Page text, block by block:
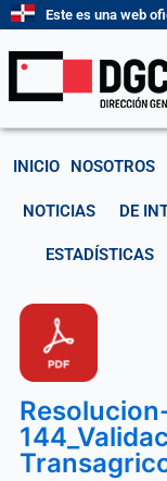
contenido
Este es una web
INICIO NOSOTROS
NOTICIAS DE
ESTADÍSTICAS